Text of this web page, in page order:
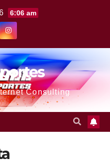
6:06 am
Consulting